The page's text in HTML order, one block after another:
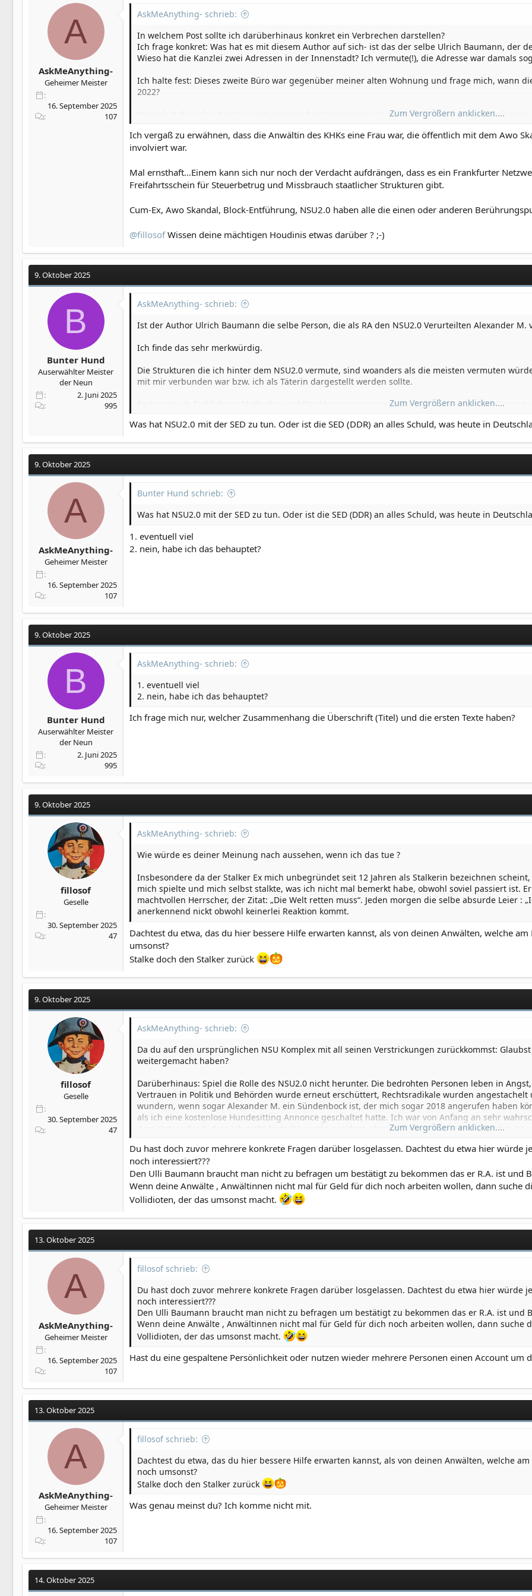
A
AskMeAnything-
Geheimer Meister
16. September 2025
107
AskMeAnything- schrieb:
In welchem Post sollte ich darüberhinaus konkret ein Verbrechen darstellen?
Ich frage konkret: Was hat es mit diesem Author auf sich- ist das der selbe Ulrich Baumann, der
Wieso hat die Kanzlei zwei Adressen in der Innenstadt? Ich vermute(!), die Adresse war damals
Ich halte fest: Dieses zweite Büro war gegenüber meiner alten Wohnung und frage mich, wann
2022?
Wieso hat die selbe Kanzlei nach meinem Beratungsgespräch ca 2016 (Amtsmissbrauch Fall
Wieso hat die damalige Anwältin aus dieser Kanzlei , die heute in einer anderen Kanzlei ist, in
Im Anschluss werde ich im selben Fall zu einem Anwalt mit NSU Bezug (natürlich nicht als
Nach einem weiteren Vorfall (der Stalkingfall von 2017 mit Themen wie Darknet Zugang,
Zum Vergrößern anklicken....
Ich vergaß zu erwähnen, dass die Anwältin des KHKs eine Frau war, die öffentlich mit dem Awo
involviert war.
Mal ernsthaft…Einem kann sich nur noch der Verdacht aufdrängen, dass es ein Frankfurter
Freifahrtsschein für Steuerbetrug und Missbrauch staatlicher Strukturen gibt.
Cum-Ex, Awo Skandal, Block-Entführung, NSU2.0 haben alle die einen oder anderen
@fillosofWissen deine mächtigen Houdinis etwas darüber ? ;-)
9. Oktober 2025
B
Bunter Hund
Auserwählter Meister
der Neun
2. Juni 2025
995
AskMeAnything- schrieb:
Ist der Author Ulrich Baumann die selbe Person, die als RA den NSU2.0 Verurteilten Alexander M.
Ich finde das sehr merkwürdig.
Die Strukturen die ich hinter dem NSU2.0 vermute, sind woanders als die meisten vermuten
mit mir verbunden war bzw. ich als Täterin dargestellt werden sollte.
So konnte ich Einblicke in Methoden und Strukturen gewinnen. Aber es ist schwierig das Ganze
Zum Vergrößern anklicken....
Was hat NSU2.0 mit der SED zu tun. Oder ist die SED (DDR) an alles Schuld, was heute in
9. Oktober 2025
A
AskMeAnything-
Geheimer Meister
16. September 2025
107
Bunter Hund schrieb:
Was hat NSU2.0 mit der SED zu tun. Oder ist die SED (DDR) an alles Schuld, was heute in
1. eventuell viel
2. nein, habe ich das behauptet?
9. Oktober 2025
B
Bunter Hund
Auserwählter Meister
der Neun
2. Juni 2025
995
AskMeAnything- schrieb:
1. eventuell viel
2. nein, habe ich das behauptet?
Ich frage mich nur, welcher Zusammenhang die Überschrift (Titel) und die ersten Texte haben?
9. Oktober 2025
fillosof
Geselle
30. September 2025
47
AskMeAnything- schrieb:
Wie würde es deiner Meinung nach aussehen, wenn ich das tue ?
Insbesondere da der Stalker Ex mich unbegründet seit 12 Jahren als Stalkerin bezeichnen
mich spielte und mich selbst stalkte, was ich nicht mal bemerkt habe, obwohl soviel passiert ist.
machtvollen Herrscher, der Zitat: „Die Welt retten muss“. Jeden morgen die selbe absurde Leier :
anerkennend nickt obwohl keinerlei Reaktion kommt.
Dachtest du etwa, das du hier bessere Hilfe erwarten kannst, als von deinen Anwälten, welche
umsonst?
Stalke doch den Stalker zurück
9. Oktober 2025
fillosof
Geselle
30. September 2025
47
AskMeAnything- schrieb:
Da du auf den ursprünglichen NSU Komplex mit all seinen Verstrickungen zurückkommst:
weitergemacht haben?
Darüberhinaus: Spiel die Rolle des NSU2.0 nicht herunter. Die bedrohten Personen leben in
Vertrauen in Politik und Behörden wurde erneut erschüttert, Rechtsradikale wurden
wundern, wenn sogar Alexander M. ein Sündenbock ist, der mich sogar 2018 angerufen haben
als ich eine kostenlose Hundesitting Annonce geschaltet hatte. Ich war von Anfang an sehr
dem Unterschied, dass ich nicht bedroht wurde, sondern physischer Kontakt gesucht worden
alleine Bücher gelesen und jahrelang kaum noch aus dem Haus bin weil ich obendrein
Wer hat damit angefangen und setzt diese Verleumdung und Kriminalisierung bis heute fort ?
Wer kann sensible, gesperrte Daten abgreifen und hat Zugang zu entsprechenden Kreisen ?
Wer erzählt meiner Familie ich sei gestört und kriminell? Der Ex.
Wer schickt seit 12 Jahren Kollegen los, sobald ich ein neues Handy habe? Der Ex und sein
Wer wusste immer (zufällig natürlich!) wo sich seine Exfreundinnen aufhalten und kennt sensible
Wer sitzt nun in einem sehr sensiblen Bereich, was die Einhaltung von Datenschutz und
Das ich damals in der Linkspartei Mitglied war wie weitere Opfer des NSU2.0 und einen
komme und plötzlich fremde Dateien, Tor browser downloads und Jutta Ditfurth im Browser habe?
Magst du dich dazu äußern oder lieber die Antwort verweigern?
Ps. Werden meine Nachrichten eigentlich mal durch ein absolut aussagekräftiges sprachliches
gerne als Beweismittel herangezogen zu werden. Natürlich würde sich niemand daran setzen-
abgestimmt Bedrohungen formulieren. Ich frage nur so ohne Anlass…
Ich soll also losziehen und „Ermittlungen“ zu Baumann anstellen, in dem ich persönlich dort
Zum Vergrößern anklicken....
Du hast doch zuvor mehrere konkrete Fragen darüber losgelassen. Dachtest du etwa hier würde
noch interessiert???
Den Ulli Baumann braucht man nicht zu befragen um bestätigt zu bekommen das er R.A. ist und
Wenn deine Anwälte , Anwältinnen nicht mal für Geld für dich noch arbeiten wollen, dann suche
Vollidioten, der das umsonst macht.
13. Oktober 2025
A
AskMeAnything-
Geheimer Meister
16. September 2025
107
fillosof schrieb:
Du hast doch zuvor mehrere konkrete Fragen darüber losgelassen. Dachtest du etwa hier würde
noch interessiert???
Den Ulli Baumann braucht man nicht zu befragen um bestätigt zu bekommen das er R.A. ist und
Wenn deine Anwälte , Anwältinnen nicht mal für Geld für dich noch arbeiten wollen, dann
Vollidioten, der das umsonst macht.
Hast du eine gespaltene Persönlichkeit oder nutzen wieder mehrere Personen einen Account um
13. Oktober 2025
A
AskMeAnything-
Geheimer Meister
16. September 2025
107
fillosof schrieb:
Dachtest du etwa, das du hier bessere Hilfe erwarten kannst, als von deinen Anwälten, welche
noch umsonst?
Stalke doch den Stalker zurück
Was genau meinst du? Ich komme nicht mit.
14. Oktober 2025